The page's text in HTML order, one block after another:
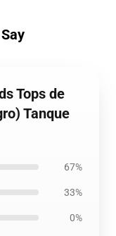
Tops de
Tanque
67%
33%
0%